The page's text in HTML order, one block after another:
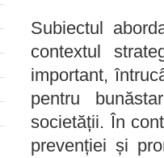
Subiectul
contextul
important,
pentru
societății. În
prevenției și